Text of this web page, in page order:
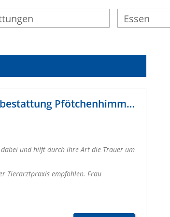
Pfötchenhimmel Kosakowski Tierbestattung , Tierbestattung Pfötchenhimmel
und hilft durch ihre Art die Trauer um
Tierarztpraxis empfohlen. Frau